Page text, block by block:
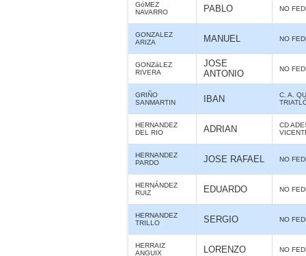
GóMEZ
NAVARRO
PABLO NO
GONZALEZ
ARIZA
MANUEL NO
GONZáLEZ
RIVERA
JOSE
ANTONIO
NO
GRIÑO
SANMARTIN
IBAN
C. A.
HERNANDEZ
DEL RIO
ADRIAN
CD
HERNANDEZ
PARDO
JOSE RAFAEL NO
HERNÁNDEZ
RUIZ
EDUARDO NO
HERNANDEZ
TRILLO
SERGIO NO
HERRAIZ
ANGUIX
LORENZO NO